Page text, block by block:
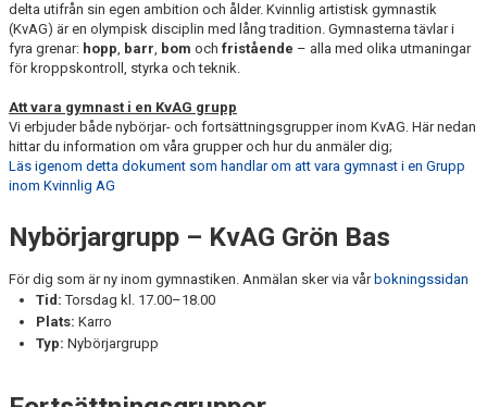
delta utifrån sin egen ambition och ålder. Kvinnlig artistisk gymnastik
(KvAG) är en olympisk disciplin med lång tradition. Gymnasterna tävlar i
fyra grenar: hopp, barr, bom och fristående – alla med olika utmaningar
för kroppskontroll, styrka och teknik.
Att vara gymnast i en KvAG grupp
Vi erbjuder både nybörjar- och fortsättningsgrupper inom KvAG. Här nedan
hittar du information om våra grupper och hur du anmäler dig;
Läs igenom detta dokument som handlar om att vara gymnast i en Grupp
inom Kvinnlig AG
Nybörjargrupp – KvAG Grön Bas
För dig som är ny inom gymnastiken. Anmälan sker via vår bokningssidan
Tid: Torsdag kl. 17.00–18.00
Plats: Karro
Typ: Nybörjargrupp